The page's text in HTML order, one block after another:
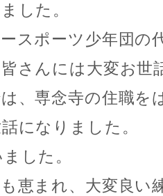
した。
スポーツ少年団の
さんには大変お世
、専念寺の住職を
になりました。
した。
恵まれ、大変良い